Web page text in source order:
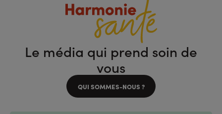
Le média qui prend soin de
vous
QUI SOMMES-NOUS ?